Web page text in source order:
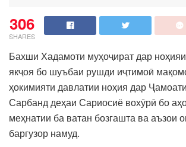
306
SHARES
Бахши Хадамоти муҳоҷират дар
якҷоя бо шуъбаи рушди иҷтимоӣ
ҳокимияти давлатии ноҳия дар
Сарбанд деҳаи Сариосиё вохӯрӣ бо
меҳнатии ба ватан бозгашта ва аъзои
баргузор намуд.